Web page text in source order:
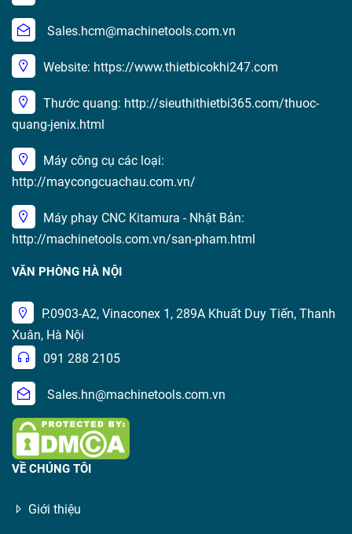
Sales.hcm@machinetools.com.vn
Website: https://www.thietbicokhi247.com
Thước quang: http://sieuthithietbi365.com/thuoc-
quang-jenix.html
Máy công cụ các loại:
http://maycongcuachau.com.vn/
Máy phay CNC Kitamura - Nhật Bản:
http://machinetools.com.vn/san-pham.html
VĂN PHÒNG HÀ NỘI
P.0903-A2, Vinaconex 1, 289A Khuất Duy Tiến, Thanh
Xuân, Hà Nội
091 288 2105
Sales.hn@machinetools.com.vn
VỀ CHÚNG TÔI
Giới thiệu